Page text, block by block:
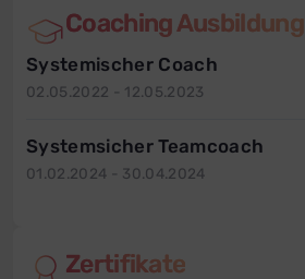
Coaching Ausbildung
Systemischer Coach
02.05.2022 - 12.05.2023
Systemsicher Teamcoach
01.02.2024 - 30.04.2024
Zertifikate